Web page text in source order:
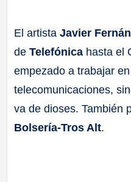
El artistaJavier
deTelefónica hasta el
empezado a trabajar
telecomunicaciones,
va de dioses. También
Bolsería-Tros Alt.